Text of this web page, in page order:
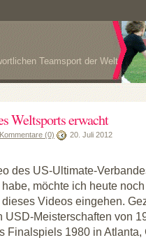
Teamsport der Welt
Weltsports erwacht
Kommentare (0) 20. Juli 2012
des US-Ultimate-
möchte ich heute
Videos eingehen.
Meisterschaften von
Finalspiels 1980 in Atlanta,